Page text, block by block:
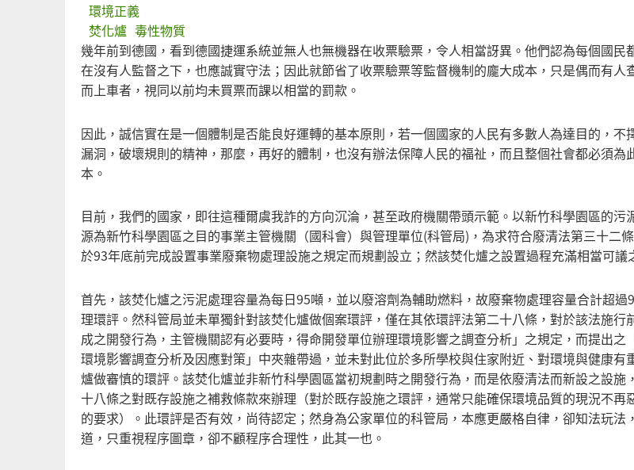
環境正義
焚化爐 毒性物質
幾年前到德國，看到德國捷運系統並無人也無機器在收票驗票，令人相當訝異。他們認為每個國民
在沒有人監督之下，也應誠實守法；因此就節省了收票驗票等監督機制的龐大成本，只是偶而有人
而上車者，視同以前均未買票而課以相當的罰款。
因此，誠信實在是一個體制是否能良好運轉的基本原則，若一個國家的人民有多數人為達目的，不
漏洞，破壞規則的精神，那麼，再好的體制，也沒有辦法保障人民的福祉，而且整個社會都必須為
本。
目前，我們的國家，即往這種爾虞我詐的方向沉淪，甚至政府機關帶頭示範。以新竹科學園區的污
源為新竹科學園區之目的事業主管機關（國科會）與管理單位(科管局)，為求符合廢清法第三十二
於93年底前完成設置事業廢棄物處理設施之規定而規劃設立；然該焚化爐之設置過程充滿相當可議
首先，該焚化爐之污泥處理容量為每日95噸，並以廢溶劑為輔助燃料，故廢棄物處理容量合計超
理環評。然科管局並未單獨針對該焚化爐做個案環評，僅在其依環評法第二十八條，對於該法施行
成之開發行為，主管機關認有必要時，得命開發單位辦理環境影響之調查分析」之規定，而提出之
環境影響調查分析及因應對策」中夾雜帶過，並未對此位於多所學校與住家附近、對環境與健康有
爐做審慎的環評。該焚化爐並非新竹科學園區當初規劃時之開發行為，而是依廢清法而新設之設施
十八條之對既存設施之補救條款來辦理（對於既存設施之環評，通常只能確保環境品質的現況不再
的要求）。此環評是否有效，尚待認定；然身為公家單位的科管局，本應更嚴格自律，卻知法玩法
道，只重視程序圖章，卻不顧程序合理性，此其一也。